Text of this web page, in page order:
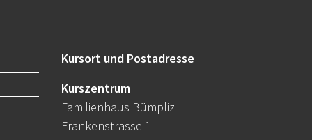
Kursort und Postadresse
Kurszentrum
Familienhaus Bümpliz
Frankenstrasse 1